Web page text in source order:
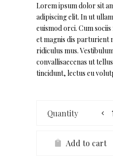
based
on
customer
rating
Lorem ipsum dolor sit
adipiscing elit. In ut
euismod orci. Cum
et magnis dis parturient
ridiculus mus.
convallisaecenas ut
tincidunt, lectus eu
Mug
Add to cart